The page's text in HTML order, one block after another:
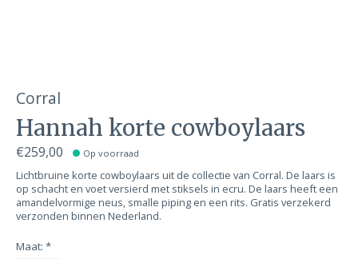
Corral
Hannah korte cowboylaars
€259,00 Op voorraad
Lichtbruine korte cowboylaars uit de collectie van Corral. De laars is
op schacht en voet versierd met stiksels in ecru. De laars heeft een
amandelvormige neus, smalle piping en een rits. Gratis verzekerd
verzonden binnen Nederland.
Maat: *